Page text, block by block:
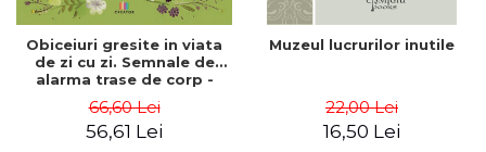
Obiceiuri gresite in viata
de zi cu zi. Semnale de
alarma trase de corp -
66,60 Lei
56,61 Lei
Muzeul lucrurilor inutile
22,00 Lei
16,50 Lei